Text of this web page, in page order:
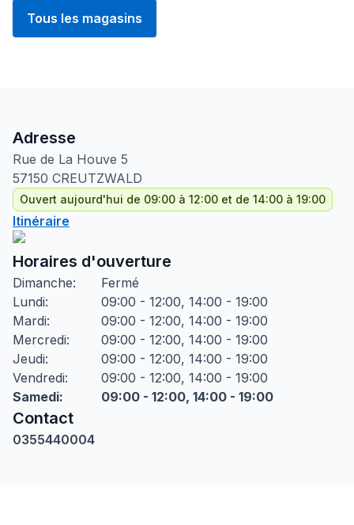
Tous les magasins
Adresse
Rue de La Houve 5
57150 CREUTZWALD
Ouvert aujourd'hui de 09:00 à 12:00 et de 14:00 à 19:00
Itinéraire
Horaires d'ouverture
Dimanche:
Fermé
Lundi:
09:00 - 12:00, 14:00 - 19:00
Mardi:
09:00 - 12:00, 14:00 - 19:00
Mercredi:
09:00 - 12:00, 14:00 - 19:00
Jeudi:
09:00 - 12:00, 14:00 - 19:00
Vendredi:
09:00 - 12:00, 14:00 - 19:00
Samedi: 09:00 - 12:00, 14:00 - 19:00
Contact
0355440004